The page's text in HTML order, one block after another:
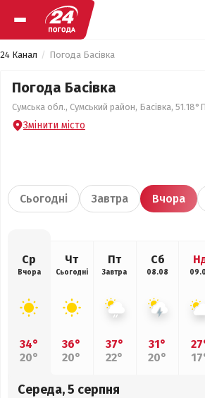
24 Канал Погода Басівка
Погода Басівка
Сумська обл., Сумський район, Басівка,
Змінити місто
Сьогодні Завтра Вчора
Ср
Вчора
34°
20°
Чт
Сьогодні
36°
20°
Пт
Завтра
37°
22°
Сб
08.08
31°
20°
Середа, 5 серпня